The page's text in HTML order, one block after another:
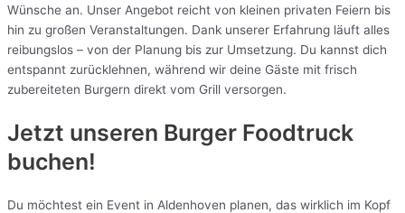
Wünsche an. Unser Angebot reicht von kleinen privaten Feiern bis
hin zu großen Veranstaltungen. Dank unserer Erfahrung läuft alles
reibungslos – von der Planung bis zur Umsetzung. Du kannst dich
entspannt zurücklehnen, während wir deine Gäste mit frisch
zubereiteten Burgern direkt vom Grill versorgen.
Jetzt unseren Burger Foodtruck
buchen!
Du möchtest ein Event in Aldenhoven planen, das wirklich im Kopf